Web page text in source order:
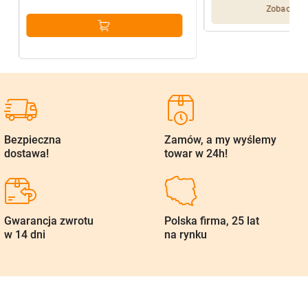
Zobacz
Bezpieczna
dostawa!
Zamów, a my wyślemy
towar w 24h!
Gwarancja zwrotu
w 14 dni
Polska firma, 25 lat
na rynku